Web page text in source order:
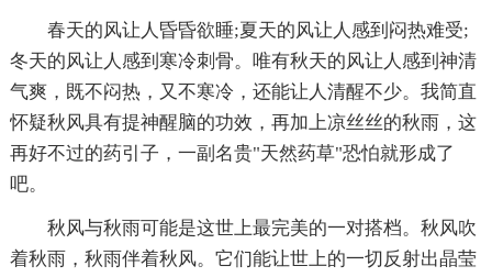
春天的风让人昏昏欲睡;夏天的风让人感到闷热难受;
冬天的风让人感到寒冷刺骨。唯有秋天的风让人感到神清
气爽，既不闷热，又不寒冷，还能让人清醒不少。我简直
怀疑秋风具有提神醒脑的功效，再加上凉丝丝的秋雨，这
再好不过的药引子，一副名贵"天然药草"恐怕就形成了
吧。
秋风与秋雨可能是这世上最完美的一对搭档。秋风吹
着秋雨，秋雨伴着秋风。它们能让世上的一切反射出晶莹